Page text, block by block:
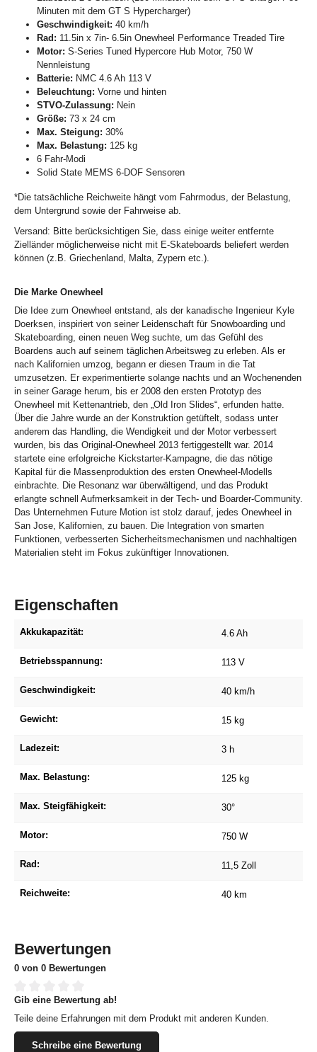
Minuten mit dem GT S Hypercharger)
Geschwindigkeit: 40 km/h
Rad: 11.5in x 7in- 6.5in Onewheel Performance Treaded Tire
Motor: S-Series Tuned Hypercore Hub Motor, 750 W
Nennleistung
Batterie: NMC 4.6 Ah 113 V
Beleuchtung: Vorne und hinten
STVO-Zulassung: Nein
Größe: 73 x 24 cm
Max. Steigung: 30%
Max. Belastung: 125 kg
6 Fahr-Modi
Solid State MEMS 6-DOF Sensoren
*Die tatsächliche Reichweite hängt vom Fahrmodus, der Belastung,
dem Untergrund sowie der Fahrweise ab.
Versand: Bitte berücksichtigen Sie, dass einige weiter entfernte
Zielländer möglicherweise nicht mit E-Skateboards beliefert werden
können (z.B. Griechenland, Malta, Zypern etc.).
Die Marke Onewheel
Die Idee zum Onewheel entstand, als der kanadische Ingenieur Kyle
Doerksen, inspiriert von seiner Leidenschaft für Snowboarding und
Skateboarding, einen neuen Weg suchte, um das Gefühl des
Boardens auch auf seinem täglichen Arbeitsweg zu erleben. Als er
nach Kalifornien umzog, begann er diesen Traum in die Tat
umzusetzen. Er experimentierte solange nachts und an Wochenenden
in seiner Garage herum, bis er 2008 den ersten Prototyp des
Onewheel mit Kettenantrieb, den „Old Iron Slides“, erfunden hatte.
Über die Jahre wurde an der Konstruktion getüftelt, sodass unter
anderem das Handling, die Wendigkeit und der Motor verbessert
wurden, bis das Original-Onewheel 2013 fertiggestellt war. 2014
startete eine erfolgreiche Kickstarter-Kampagne, die das nötige
Kapital für die Massenproduktion des ersten Onewheel-Modells
einbrachte. Die Resonanz war überwältigend, und das Produkt
erlangte schnell Aufmerksamkeit in der Tech- und Boarder-Community.
Das Unternehmen Future Motion ist stolz darauf, jedes Onewheel in
San Jose, Kalifornien, zu bauen. Die Integration von smarten
Funktionen, verbesserten Sicherheitsmechanismen und nachhaltigen
Materialien steht im Fokus zukünftiger Innovationen.
Eigenschaften
Akkukapazität: 4.6 Ah
Betriebsspannung: 113 V
Geschwindigkeit: 40 km/h
Gewicht: 15 kg
Ladezeit: 3 h
Max. Belastung: 125 kg
Max. Steigfähigkeit: 30°
Motor: 750 W
Rad: 11,5 Zoll
Reichweite: 40 km
Bewertungen
0 von 0 Bewertungen
Durchschnittliche Bewertung von 0 von 5 Sternen
Gib eine Bewertung ab!
Teile deine Erfahrungen mit dem Produkt mit anderen Kunden.
Schreibe eine Bewertung